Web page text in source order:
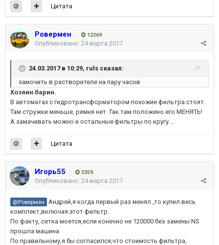
Цитата
Ровермен 12369
Опубликовано: 24 марта 2017
24.03.2017 в 10:29, ruls сказал:
замочить в растворителе на пару часов
Хозяин барин.
В автоматах с гидротрансформатором похожие фильтра стоят.
Там стружки меньше, ремня нет. Так там положено его МЕНЯТЬ!
А замачивать можно и остальные фильтры по кругу....
Цитата
Игорь55 3359
Опубликовано: 24 марта 2017
@Ровермен
Андрей,я когда первый раз менял ,то купил весь
комплект,включая этот фильтр.
По факту, сетка моется,если конечно не 120000 без замены NS
прошла машина.
По правильному,я бы согласился,что стоимость фильтра,